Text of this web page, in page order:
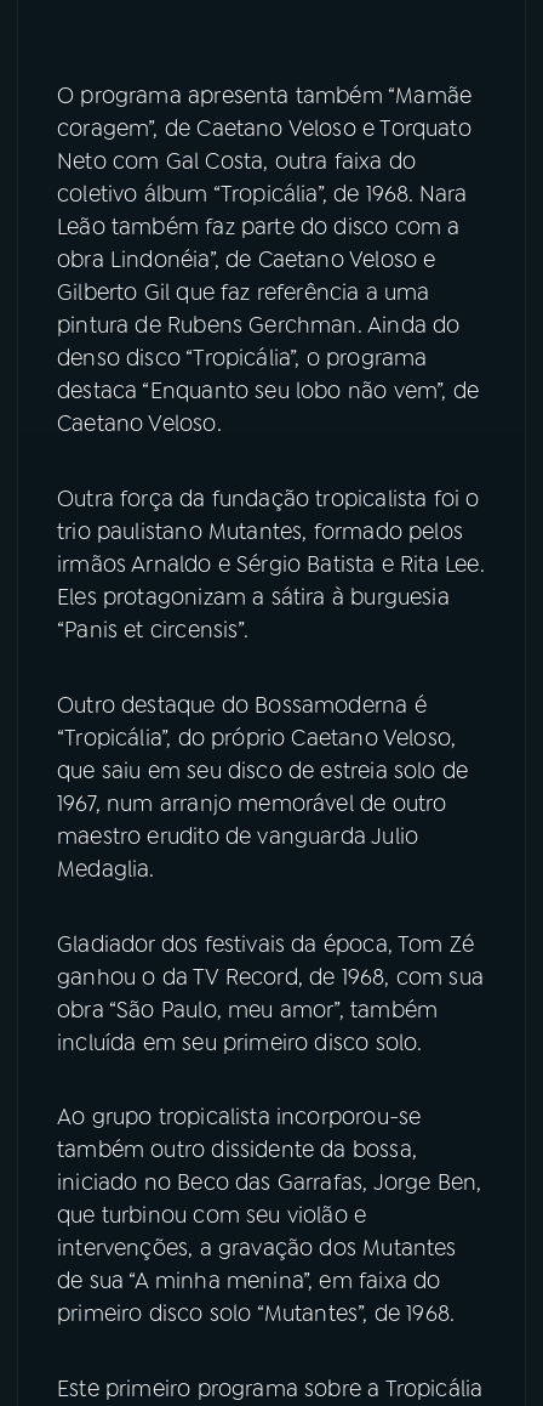
O programa apresenta também “Mamãe
coragem”, de Caetano Veloso e Torquato
Neto com Gal Costa, outra faixa do
coletivo álbum “Tropicália”, de 1968. Nara
Leão também faz parte do disco com a
obra Lindonéia”, de Caetano Veloso e
Gilberto Gil que faz referência a uma
pintura de Rubens Gerchman. Ainda do
denso disco “Tropicália”, o programa
destaca “Enquanto seu lobo não vem”, de
Caetano Veloso.
Outra força da fundação tropicalista foi o
trio paulistano Mutantes, formado pelos
irmãos Arnaldo e Sérgio Batista e Rita Lee.
Eles protagonizam a sátira à burguesia
“Panis et circensis”.
Outro destaque do Bossamoderna é
“Tropicália”, do próprio Caetano Veloso,
que saiu em seu disco de estreia solo de
1967, num arranjo memorável de outro
maestro erudito de vanguarda Julio
Medaglia.
Gladiador dos festivais da época, Tom Zé
ganhou o da TV Record, de 1968, com sua
obra “São Paulo, meu amor”, também
incluída em seu primeiro disco solo.
Ao grupo tropicalista incorporou-se
também outro dissidente da bossa,
iniciado no Beco das Garrafas, Jorge Ben,
que turbinou com seu violão e
intervenções, a gravação dos Mutantes
de sua “A minha menina”, em faixa do
primeiro disco solo “Mutantes”, de 1968.
Este primeiro programa sobre a Tropicália